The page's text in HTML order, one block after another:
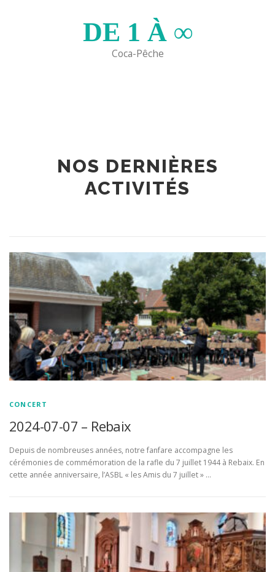
DE 1 À ∞
Coca-Pêche
NOS DERNIÈRES
ACTIVITÉS
CONCERT
2024-07-07 – Rebaix
Depuis de nombreuses années, notre fanfare accompagne les
cérémonies de commémoration de la rafle du 7 juillet 1944 à Rebaix. En
cette année anniversaire, l’ASBL « les Amis du 7 juillet » …